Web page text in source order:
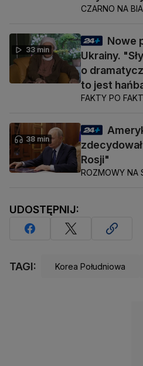
CZARNO NA
33 min
Nowe
Ukrainy.
o
to jest
FAKTY PO
38 min
Rosji"
ROZMOWY NA
UDOSTĘPNIJ:
TAGI: Korea Południowa